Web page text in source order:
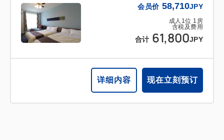
会员价 58,710JPY
成人 1 位 1 房
含税及费用
合计 61,800JPY
详细内容 现在立刻预订